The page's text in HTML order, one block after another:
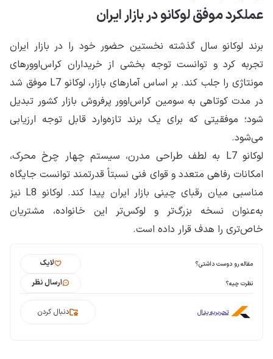
عملکرد موفق لوکانو در بازار ایران
برند لوکانو سال گذشته نخستین حضور خود را در بازار ایران
تجربه کرد و توانست توجه بخشی از خریداران کراس‌اوورهای
مونتاژی را جلب کند. بر اساس آمارهای بازار، لوکانو L7 موفق شد
در مدت کوتاهی به سومین کراس‌اوور پرفروش بازار کشور تبدیل
شود؛ موفقیتی که برای یک برند تازه‌وارد قابل توجه ارزیابی
می‌شود.
لوکانو L7 به لطف طراحی مدرن، سیستم چهار چرخ محرک،
امکانات رفاهی متعدد و قوای فنی نسبتاً قدرتمند توانست جایگاه
مناسبی میان رقبای چینی بازار ایران پیدا کند. لوکانو L8 نیز
به‌عنوان نسخه بزرگ‌تر و لوکس‌تر این خانواده، مشتریان
خاص‌تری را هدف قرار داده است.
مقاله رو دوست داشتی؟ لایک
نظرت چیه؟ ارسال نظر
تحریریه پدال دنبال کردن